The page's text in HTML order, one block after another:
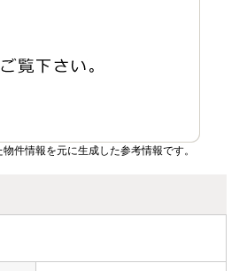
件情報を元に生成した参考情報です。